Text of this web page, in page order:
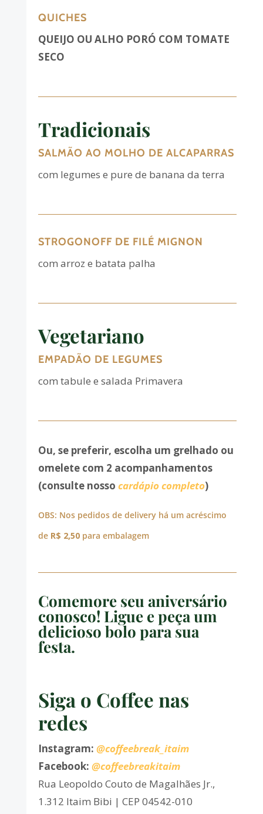
QUICHES
QUEIJO OU ALHO PORÓ COM TOMATE
SECO
Tradicionais
SALMÃO AO MOLHO DE ALCAPARRAS
com legumes e pure de banana da terra
STROGONOFF DE FILÉ MIGNON
com arroz e batata palha
Vegetariano
EMPADÃO DE LEGUMES
com tabule e salada Primavera
Ou, se preferir, escolha um grelhado ou
omelete com 2 acompanhamentos
(consulte nosso cardápio completo)
OBS: Nos pedidos de delivery há um acréscimo
de R$ 2,50para embalagem
Comemore seu aniversário
conosco! Ligue e peça um
delicioso bolo para sua
festa.
Siga o Coffee nas
redes
Instagram: @coffeebreak_itaim
Facebook: @coffeebreakitaim
Rua Leopoldo Couto de Magalhães Jr.,
1.312 Itaim Bibi | CEP 04542-010